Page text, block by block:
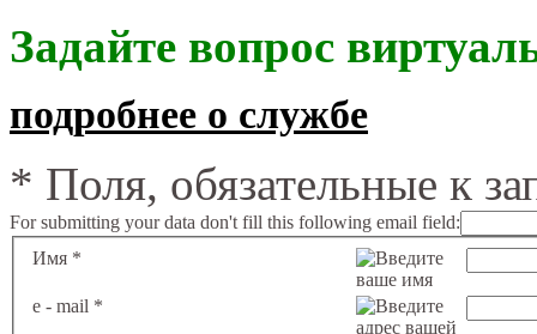
Задайте вопрос
подробнее о службе
* Поля, обязательные к
For submitting your data don't fill this following email field:
Имя *
e - mail *